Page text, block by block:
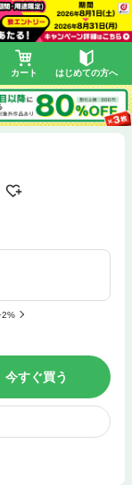
カート はじめての方へ
今すぐ買う